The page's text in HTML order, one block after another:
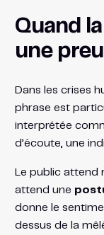
Quand
une
Dans les crises
phrase est
interprétée
d’écoute, une
Le public attend
attend une
donne le
dessus de la